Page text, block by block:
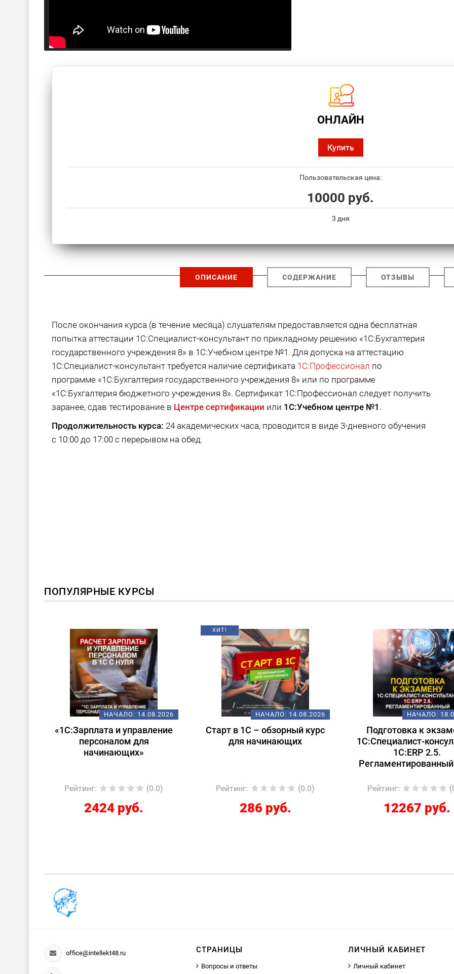
ОНЛАЙН
Купить
Пользовательская цена:
10000 руб.
3 дня
ОПИСАНИЕ СОДЕРЖАНИЕ ОТЗЫВЫ
После окончания курса (в течение месяца) слушателям предоставляется одна бесплатная
попытка аттестации 1С:Специалист-консультант по прикладному решению «1С:Бухгалтерия
государственного учреждения 8» в 1С:Учебном центре №1. Для допуска на аттестацию
1С:Специалист-консультант требуется наличие сертификата 1С:Профессионал по
программе «1С:Бухгалтерия государственного учреждения 8» или по программе
«1С:Бухгалтерия бюджетного учреждения 8». Сертификат 1С:Профессионал следует получить
заранее, сдав тестирование в Центре сертификации или 1С:Учебном центре №1 .
Продолжительность курса: 24 академических часа, проводится в виде 3-дневного обучения
с 10:00 до 17:00 с перерывом на обед.
ПОПУЛЯРНЫЕ КУРСЫ
НАЧАЛО: 14.08.2026
«1С:Зарплата и управление
персоналом для
начинающих»
Рейтинг: (0.0)
2424 руб.
ХИТ!
НАЧАЛО: 14.08.2026
Старт в 1С – обзорный курс
для начинающих
Рейтинг: (0.0)
286 руб.
НАЧАЛО:
Подготовка к
1С:Специалист-
1С:ERP 2.5.
Регламентированный
Рейтинг:
12267 руб.
office@intellekt48.ru СТРАНИЦЫ
Вопросы и ответы
ЛИЧНЫЙ КАБИНЕТ
Личный кабинет